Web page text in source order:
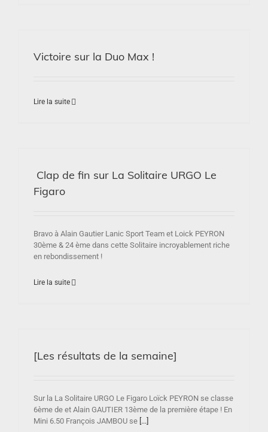
Victoire sur la Duo Max !
Lire la suite
Clap de fin sur La Solitaire URGO Le
Figaro
Bravo à Alain Gautier Lanic Sport Team et Loick PEYRON
30ème & 24 ème dans cette Solitaire incroyablement riche
en rebondissement !
Lire la suite
[Les résultats de la semaine]
Sur la La Solitaire URGO Le Figaro Loïck PEYRON se classe
6ème de et Alain GAUTIER 13ème de la première étape ! En
Mini 6.50 François JAMBOU se [...]